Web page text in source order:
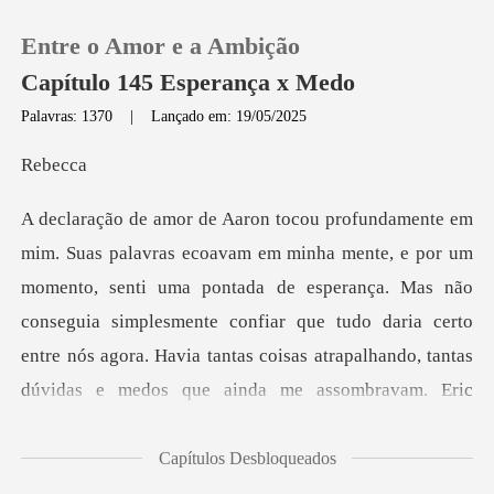
Loja
Histórico
Sair
Entre o Amor e a Ambição
Capítulo 145 Esperança x Medo
Palavras: 1370 |Lançado em: 19/05/2025
be
senti uma pontada de esperança. Mas não
conseguia simplesmente confiar que tudo daria certo
entre nós agora. Hav
Capítulos Desbloqueados